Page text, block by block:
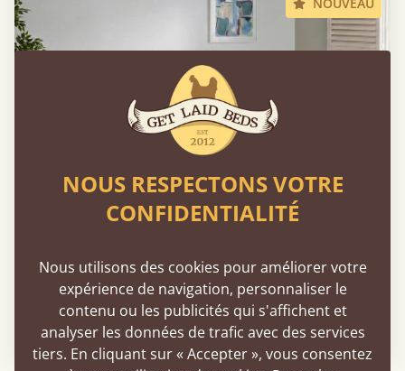
Lit bas Bradgate
Dès 1 091 €
NOUS RESPECTONS VOTRE
CONFIDENTIALITÉ
Nous utilisons des cookies pour améliorer votre
expérience de navigation, personnaliser le
contenu ou les publicités qui s'affichent et
analyser les données de trafic avec des services
tiers. En cliquant sur « Accepter », vous consentez